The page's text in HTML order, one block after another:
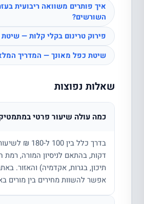
איך פותרים משוואה ריבועית
השורשים?
פירוק טרינום בקלי קלות —
שיטת כפל מאונך — המדריך
שאלות נפוצות
כמה עולה שיעור פרטי
דקות, בהתאם לניסיון המורה, רמת
תיכון, בגרות, אקדמיה) והאזור.
אפשר להשוות מחירים בין מורים